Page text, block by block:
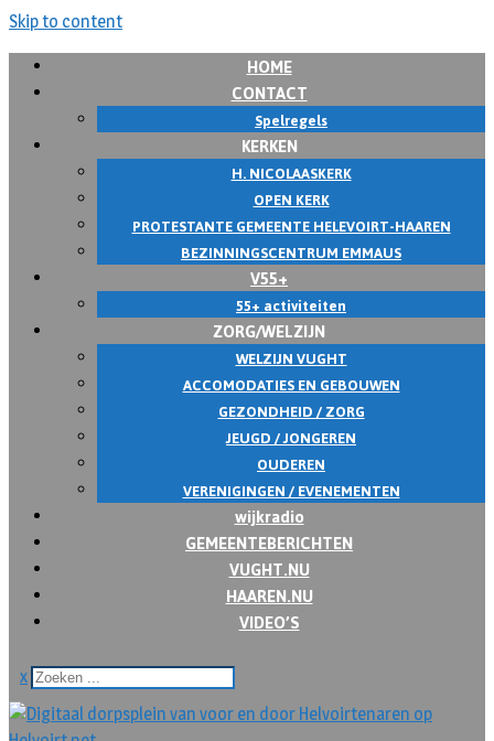
Skip to content
HOME
CONTACT
Spelregels
KERKEN
H. NICOLAASKERK
OPEN KERK
PROTESTANTE GEMEENTE HELEVOIRT-HAAREN
BEZINNINGSCENTRUM EMMAUS
V55+
55+ activiteiten
ZORG/WELZIJN
WELZIJN VUGHT
ACCOMODATIES EN GEBOUWEN
GEZONDHEID / ZORG
JEUGD / JONGEREN
OUDEREN
VERENIGINGEN / EVENEMENTEN
wijkradio
GEMEENTEBERICHTEN
VUGHT.NU
HAAREN.NU
VIDEO’S
x